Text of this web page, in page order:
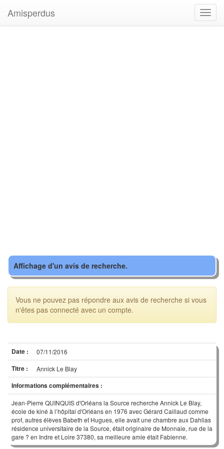
Amisperdus
Affichage d'un avis de recherche.
Vous ne pouvez pas répondre aux avis de recherche si vous
n'êtes pas connecté avec un compte.
Date : 07/11/2016
Titre : Annick Le Blay
Informations complémentaires :
Jean-Pierre QUINQUIS d'Orléans la Source recherche Annick Le Blay,
école de kiné à l’hôpital d'Orléans en 1976 avec Gérard Caillaud comme
prof, autres élèves Babeth et Hugues, elle avait une chambre aux Dahlias
résidence universitaire de la Source, était originaire de Monnaie, rue de la
gare ? en Indre et Loire 37380, sa meilleure amie était Fabienne.